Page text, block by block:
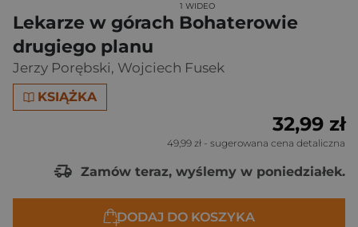
Lekarze w górach Bohaterowie
drugiego planu
Jerzy Porębski, Wojciech Fusek
KSIĄŻKA
1 WIDEO
32,99 zł
49,99 zł - sugerowana cena detaliczna
Zamów teraz, wyślemy w poniedziałek.
DODAJ DO KOSZYKA